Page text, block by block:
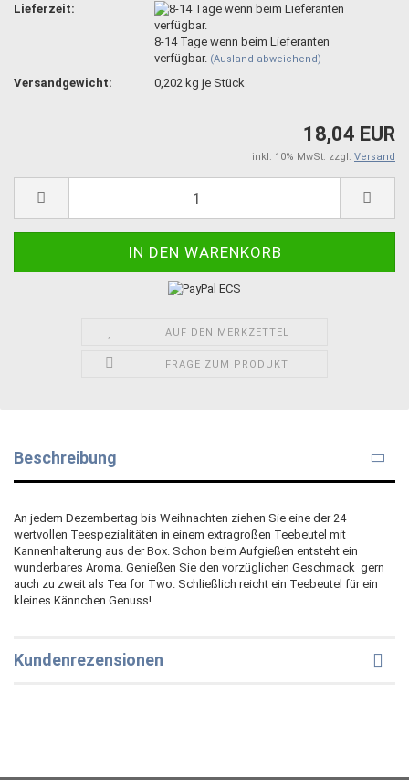
Lieferzeit:
8-14 Tage wenn beim Lieferanten
verfügbar. (Ausland abweichend)
Versandgewicht: 0,202 kg je Stück
18,04 EUR
inkl. 10% MwSt. zzgl. Versand
AUF DEN MERKZETTEL
FRAGE ZUM PRODUKT
Beschreibung
An jedem Dezembertag bis Weihnachten ziehen Sie eine der 24
wertvollen Teespezialitäten in einem extragroßen Teebeutel mit
Kannenhalterung aus der Box. Schon beim Aufgießen entsteht ein
wunderbares Aroma. Genießen Sie den vorzüglichen Geschmack  gern
auch zu zweit als Tea for Two. Schließlich reicht ein Teebeutel für ein
kleines Kännchen Genuss!
Kundenrezensionen